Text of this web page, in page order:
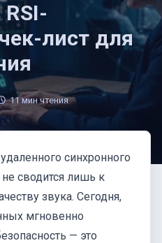
лист для
11 мин чтения
синхронного
сводится лишь к
звука. Сегодня,
мгновенно
— это